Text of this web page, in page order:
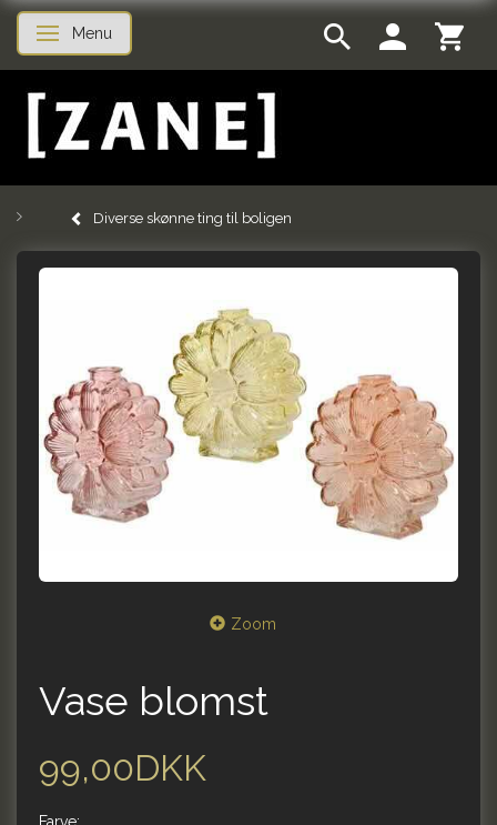
Skifte navigation
Menu
Diverse skønne ting til boligen
Zoom
Vase blomst
99,00DKK